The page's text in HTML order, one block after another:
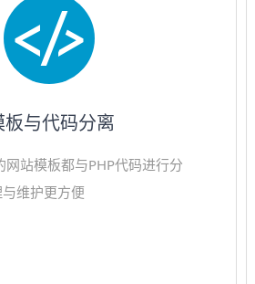
板与代码分离
网站模板都与PHP代码进行分
维护更方便